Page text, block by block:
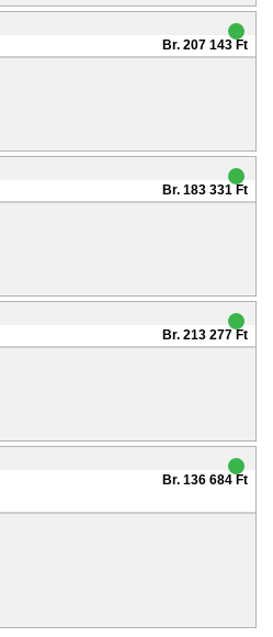
Br. 207 143 Ft
Br. 183 331 Ft
Br. 213 277 Ft
Br. 136 684 Ft